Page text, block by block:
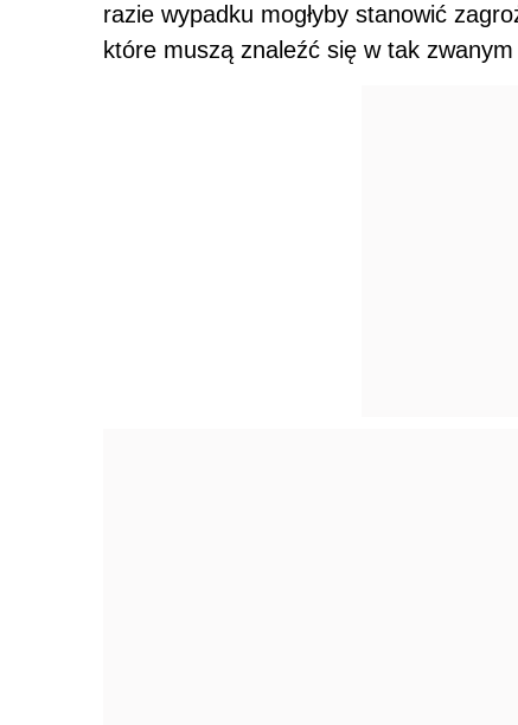
razie wypadku mogłyby stanowić
które muszą znaleźć się w tak